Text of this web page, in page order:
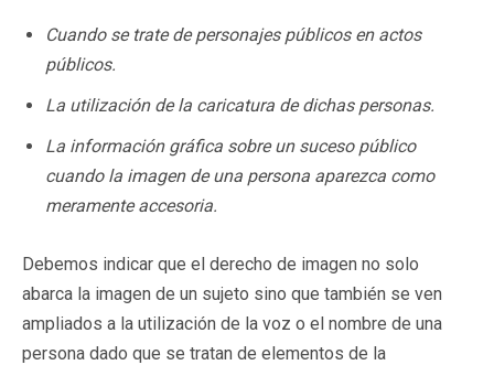
Cuando se trate de personajes públicos en actos
públicos.
La utilización de la caricatura de dichas personas.
La información gráfica sobre un suceso público
cuando la imagen de una persona aparezca como
meramente accesoria.
Debemos indicar que el derecho de imagen no solo
abarca la imagen de un sujeto sino que también se ven
ampliados a la utilización de la voz o el nombre de una
persona dado que se tratan de elementos de la